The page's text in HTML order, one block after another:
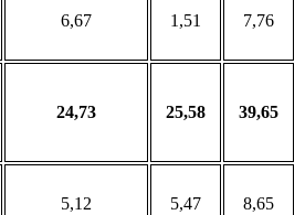
6,67 1,51 7,76
24,73 25,58 39,65
5,12 5,47 8,65